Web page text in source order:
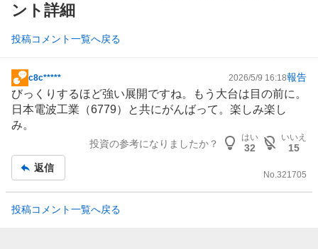
ント詳細
投稿コメント一覧へ戻る
掲
示
板
記
c8c***** 2026/5/9 16:18報告
びっくりするほど強い展開ですね。もう大台は目の前に。
日本電波工業 （6779）と共にがんばって。楽しみ楽し
み。
投資の参考になりましたか？
はい
32
いいえ
15
返信
No.321705
投稿コメント一覧へ戻る